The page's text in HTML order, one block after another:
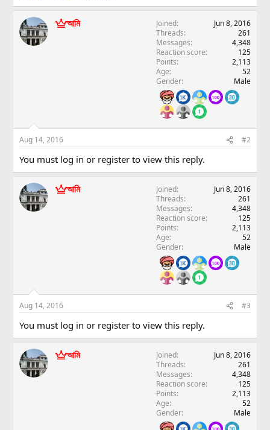
আমি Joined
Jun 8, 2016
Threads
261
Messages
4,348
Reaction score
125
Points
2,113
Age
52
Gender
Male
Aug 14, 2016 #2
You must log in or register to view this reply.
আমি Joined
Jun 8, 2016
Threads
261
Messages
4,348
Reaction score
125
Points
2,113
Age
52
Gender
Male
Aug 14, 2016 #3
You must log in or register to view this reply.
আমি Joined
Jun 8, 2016
Threads
261
Messages
4,348
Reaction score
125
Points
2,113
Age
52
Gender
Male